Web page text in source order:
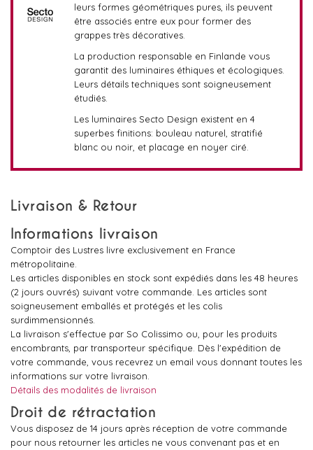
leurs formes géométriques pures, ils peuvent
être associés entre eux pour former des
grappes très décoratives.
La production responsable en Finlande vous
garantit des luminaires éthiques et écologiques.
Leurs détails techniques sont soigneusement
étudiés.
Les luminaires Secto Design existent en 4
superbes finitions: bouleau naturel, stratifié
blanc ou noir, et placage en noyer ciré.
Livraison & Retour
Informations livraison
Comptoir des Lustres livre exclusivement en France
métropolitaine.
Les articles disponibles en stock sont expédiés dans les 48 heures
(2 jours ouvrés) suivant votre commande. Les articles sont
soigneusement emballés et protégés et les colis
surdimmensionnés.
La livraison s'effectue par So Colissimo ou, pour les produits
encombrants, par transporteur spécifique. Dès l'expédition de
votre commande, vous recevrez un email vous donnant toutes les
informations sur votre livraison.
Détails des modalités de livraison
Droit de rétractation
Vous disposez de 14 jours après réception de votre commande
pour nous retourner les articles ne vous convenant pas et en